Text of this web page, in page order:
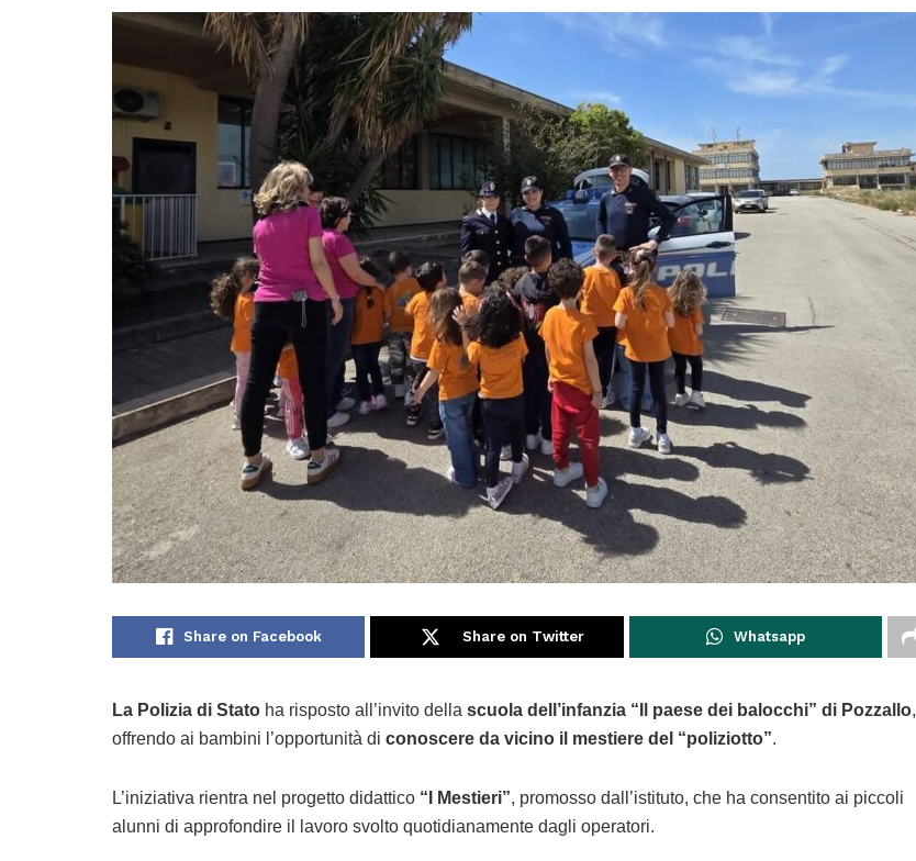
Share on Facebook Share on Twitter Whatsapp
La Polizia di Stato ha risposto all’invito della scuola dell’infanzia “Il paese dei balocchi” di Pozzallo,
offrendo ai bambini l’opportunità di conoscere da vicino il mestiere del “poliziotto”.
L’iniziativa rientra nel progetto didattico “I Mestieri”, promosso dall’istituto, che ha consentito ai piccoli
alunni di approfondire il lavoro svolto quotidianamente dagli operatori.